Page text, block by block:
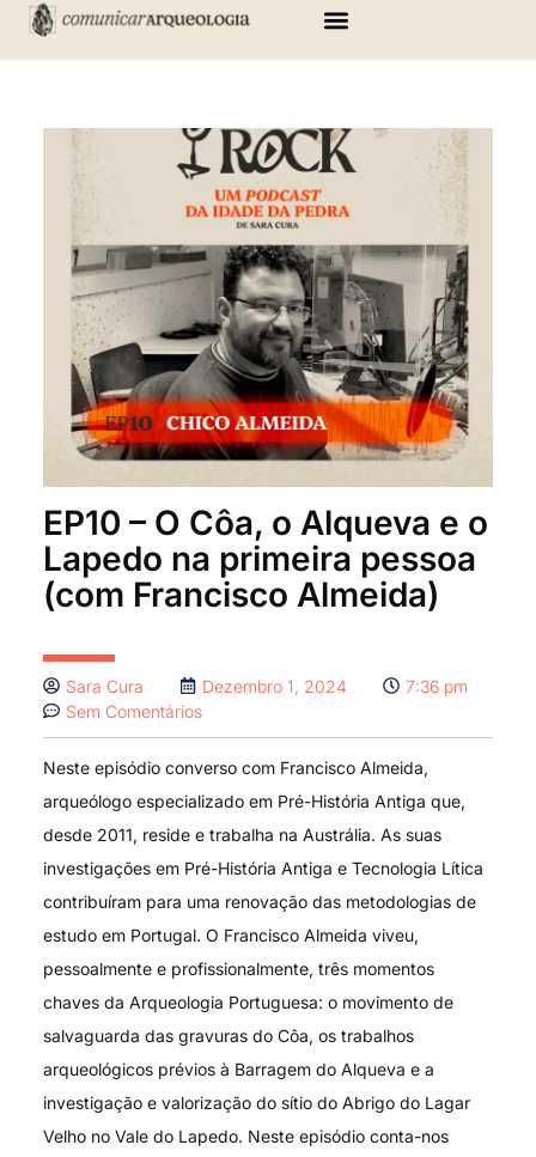
EP10 – O Côa, o Alqueva e o
Lapedo na primeira pessoa
(com Francisco Almeida)
Sara Cura Dezembro 1, 2024
7:36 pm
Sem Comentários
Neste episódio converso com Francisco Almeida,
arqueólogo especializado em Pré-História Antiga que,
desde 2011, reside e trabalha na Austrália. As suas
investigações em Pré-História Antiga e Tecnologia Lítica
contribuíram para uma renovação das metodologias de
estudo em Portugal. O Francisco Almeida viveu,
pessoalmente e profissionalmente, três momentos
chaves da Arqueologia Portuguesa: o movimento de
salvaguarda das gravuras do Côa, os trabalhos
arqueológicos prévios à Barragem do Alqueva e a
investigação e valorização do sítio do Abrigo do Lagar
Velho no Vale do Lapedo. Neste episódio conta-nos